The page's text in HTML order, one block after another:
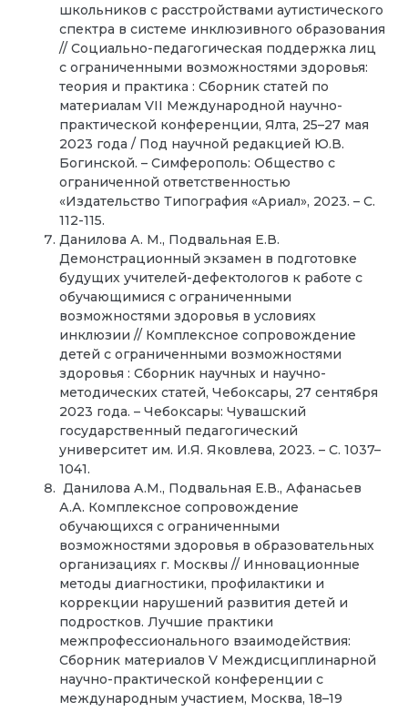
школьников с расстройствами аутистического
спектра в системе инклюзивного образования
// Социально-педагогическая поддержка лиц
с ограниченными возможностями здоровья:
теория и практика : Сборник статей по
материалам VII Международной научно-
практической конференции, Ялта, 25–27 мая
2023 года / Под научной редакцией Ю.В.
Богинской. – Симферополь: Общество с
ограниченной ответственностью
«Издательство Типография «Ариал», 2023. – С.
112-115.
Данилова А. М., Подвальная Е.В.
Демонстрационный экзамен в подготовке
будущих учителей-дефектологов к работе с
обучающимися с ограниченными
возможностями здоровья в условиях
инклюзии // Комплексное сопровождение
детей с ограниченными возможностями
здоровья : Сборник научных и научно-
методических статей, Чебоксары, 27 сентября
2023 года. – Чебоксары: Чувашский
государственный педагогический
университет им. И.Я. Яковлева, 2023. – С. 1037–
1041.
Данилова А.М., Подвальная Е.В., Афанасьев
А.А. Комплексное сопровождение
обучающихся с ограниченными
возможностями здоровья в образовательных
организациях г. Москвы // Инновационные
методы диагностики, профилактики и
коррекции нарушений развития детей и
подростков. Лучшие практики
межпрофессионального взаимодействия:
Сборник материалов V Междисциплинарной
научно-практической конференции с
международным участием, Москва, 18–19